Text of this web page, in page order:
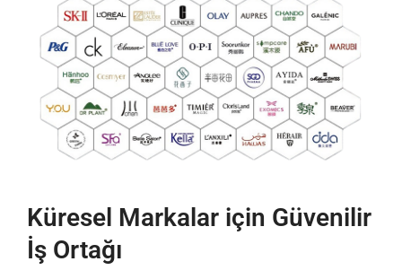
Küresel Markalar için Güvenilir
İş Ortağı